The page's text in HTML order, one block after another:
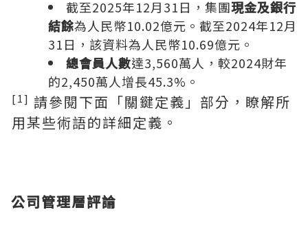
截至2025年12月31日，集團現金及銀行
結餘為人民幣10.02億元。截至2024年12月
31日，該資料為人民幣10.69億元。
總會員人數達3,560萬人，較2024財年
的2,450萬人增長45.3%。
[1] 請參閱下面「關鍵定義」部分，瞭解所
用某些術語的詳細定義。
公司管理層評論